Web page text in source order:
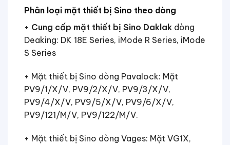
Phân loại mặt thiết bị Sino theo dòng
+ Cung cấp mặt thiết bị Sino Daklak dòng
Deaking: DK 18E Series, iMode R Series, iMode
S Series
+ Mặt thiết bị Sino dòng Pavalock: Mặt
PV9/1/X/V, PV9/2/X/V, PV9/3/X/V,
PV9/4/X/V, PV9/5/X/V, PV9/6/X/V,
PV9/121/M/V, PV9/122/M/V.
+ Mặt thiết bị Sino dòng Vages: Mặt VG1X,